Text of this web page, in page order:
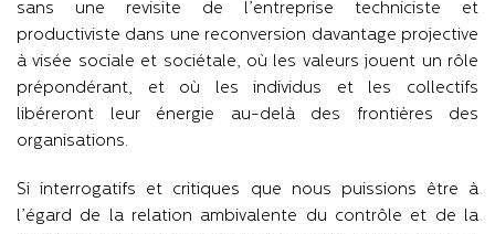
sans une revisite de l’entreprise techniciste et
productiviste dans une reconversion davantage projective
à visée sociale et sociétale, où les valeurs jouent un rôle
prépondérant, et où les individus et les collectifs
libéreront leur énergie au-delà des frontières des
organisations.
Si interrogatifs et critiques que nous puissions être à
l’égard de la relation ambivalente du contrôle et de la